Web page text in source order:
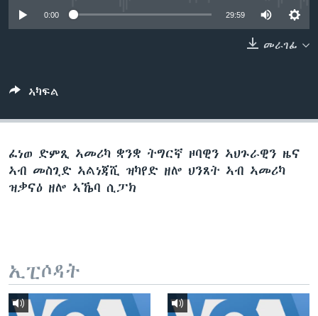
ቂሔ ጽልሚ
ቋንቋታት
0:00 29:59
መራገፊ
ኣካፍል
ፈነወ ድምጺ ኣመሪካ ቋንቋ ትግርኛ ዞባዊን ኣህጉራዊን ዜና
ኣብ መስጊድ ኣልነጃሺ ዝካየድ ዘሎ ህንጸት ኣብ ኣመሪካ
ዝቃናዕ ዘሎ ኣኼባ ሲፓክ
ኢፒሶዳት